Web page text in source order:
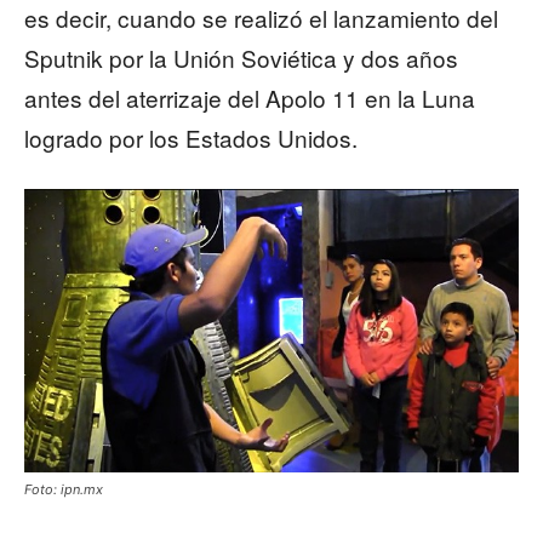
es decir, cuando se realizó el lanzamiento del
Sputnik por la Unión Soviética y dos años
antes del aterrizaje del Apolo 11 en la Luna
logrado por los Estados Unidos.
Foto: ipn.mx